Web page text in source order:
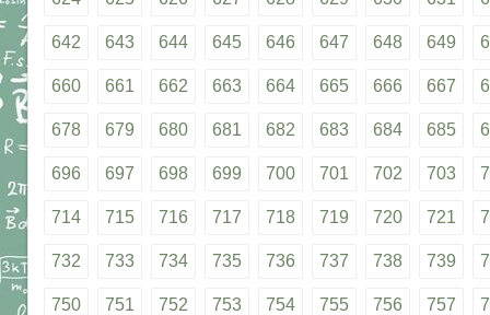
642 643 644 645 646 647 648 649
660 661 662 663 664 665 666 667
678 679 680 681 682 683 684 685
696 697 698 699 700 701 702 703
714 715 716 717 718 719 720 721
732 733 734 735 736 737 738 739
750 751 752 753 754 755 756 757